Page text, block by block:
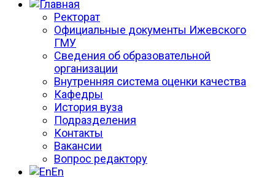
Ректорат
Официальные документы Ижевского
ГМУ
Сведения об образовательной
организации
Внутренняя система оценки качества
Кафедры
История вуза
Подразделения
Контакты
Вакансии
Вопрос редактору
En